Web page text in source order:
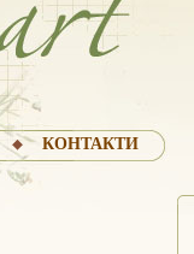
КОНТАКТИ